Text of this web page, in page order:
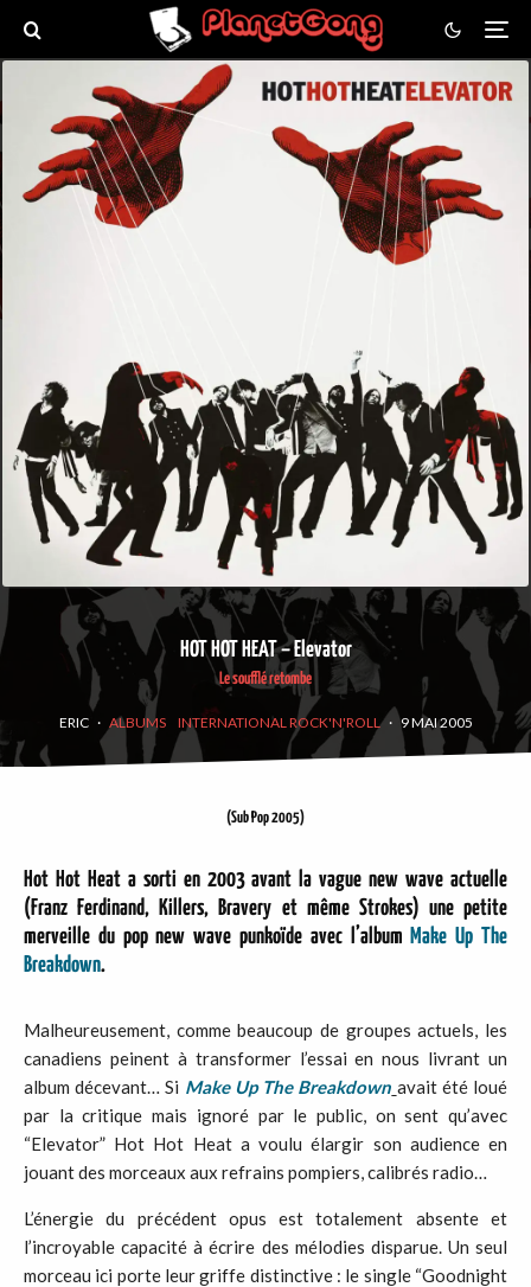
HOT HOT HEAT – Elevator
Le soufflé retombe
ERIC · ALBUMS INTERNATIONAL ROCK'N'ROLL · 9 MAI 2005
(Sub Pop 2005)
Hot Hot Heat a sorti en 2003 avant la vague new wave actuelle
(Franz Ferdinand, Killers, Bravery et même Strokes) une petite
merveille du pop new wave punkoïde avec l’album Make Up The
Breakdown.
Malheureusement, comme beaucoup de groupes actuels, les
canadiens peinent à transformer l’essai en nous livrant un
album décevant… Si Make Up The Breakdown avait été loué
par la critique mais ignoré par le public, on sent qu’avec
“Elevator” Hot Hot Heat a voulu élargir son audience en
jouant des morceaux aux refrains pompiers, calibrés radio…
L’énergie du précédent opus est totalement absente et
l’incroyable capacité à écrire des mélodies disparue. Un seul
morceau ici porte leur griffe distinctive : le single “Goodnight